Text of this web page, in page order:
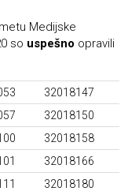
Medijske
so uspešno opravili
32018147
32018150
32018158
32018166
32018180